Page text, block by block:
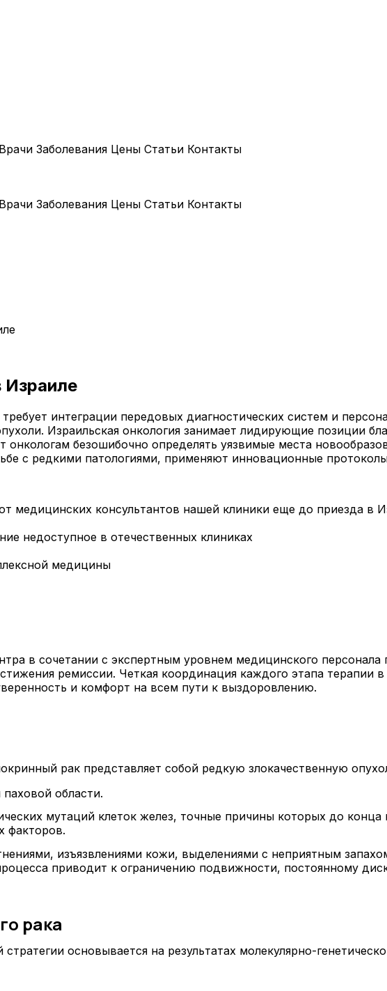
Врачи Заболевания Цены Статьи Контакты
Врачи Заболевания Цены Статьи Контакты
Израиле
интеграции передовых диагностических систем и
Израильская онкология занимает лидирующие позиции
онкологам безошибочно определять уязвимые места
с редкими патологиями, применяют инновационные
медицинских консультантов нашей клиники еще до приезда в
недоступное в отечественных клиниках
медицины
в сочетании с экспертным уровнем медицинского персонала
ремиссии. Четкая координация каждого этапа терапии
и комфорт на всем пути к выздоровлению.
рак представляет собой редкую злокачественную
области.
мутаций клеток желез, точные причины которых до конца
факторов.
изъязвлениями кожи, выделениями с неприятным
приводит к ограничению подвижности, постоянному
рака
основывается на результатах молекулярно-